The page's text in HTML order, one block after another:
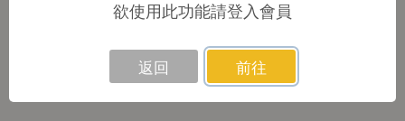
欲使用此功能請登入會員
返回 前往